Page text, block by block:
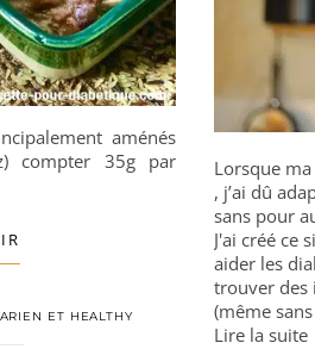
aménés
compter 35g par
ET HEALTHY
Lorsque
, j’ai dû
sans pour
J'ai créé ce
aider les
trouver des
(même
Lire la suite